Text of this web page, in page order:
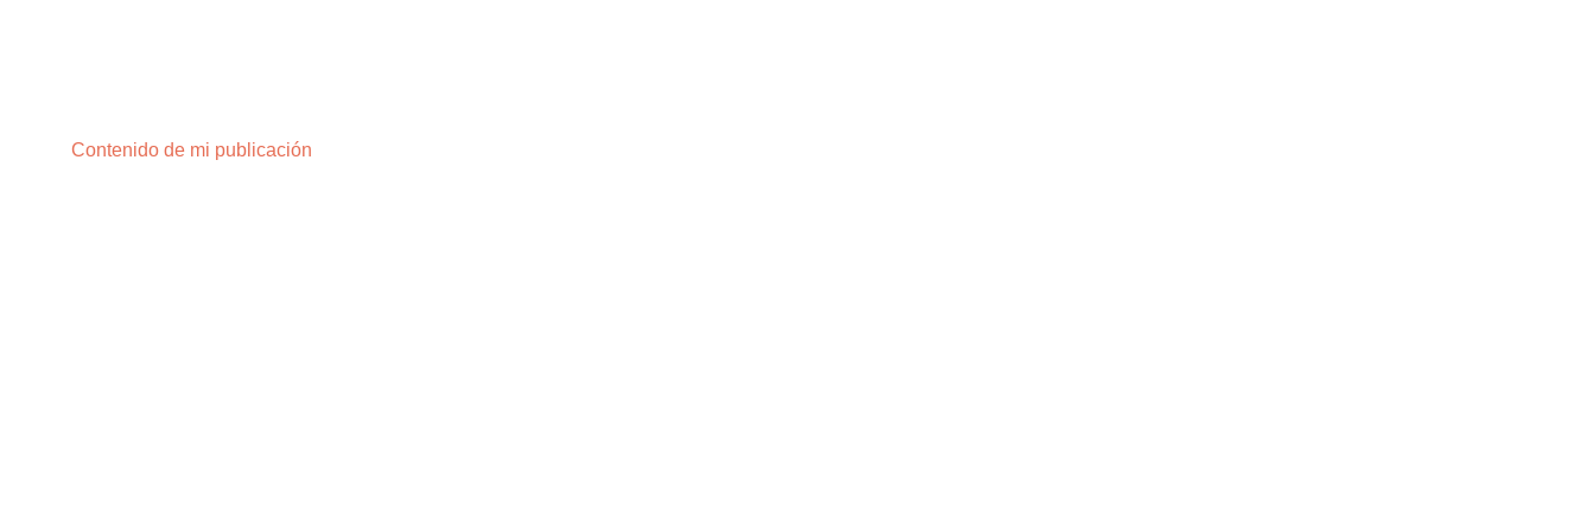
Contenido de mi publicación